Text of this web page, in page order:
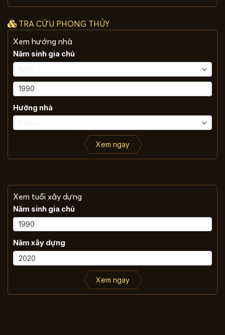
TRA CỨU PHONG THỦY
Xem hướng nhà
Năm sinh gia chủ
Hướng nhà
Xem ngay
Xem tuổi xây dựng
Năm sinh gia chủ
Năm xây dựng
Xem ngay